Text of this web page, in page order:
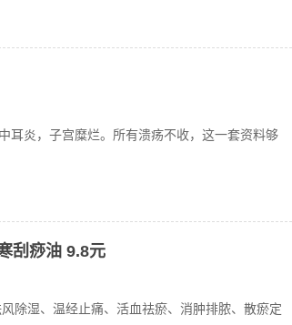
耳炎，子宫糜烂。所有溃疡不收，这一套资料够
刮痧油 9.8元
除湿、温经止痛、活血祛瘀、消肿排脓、散瘀定